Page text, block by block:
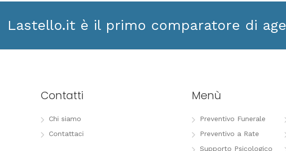
Lastello.it è il primo comparatore di
Contatti
Chi siamo
Contattaci
Menù
Preventivo Funerale
Preventivo a Rate
Supporto Psicologico